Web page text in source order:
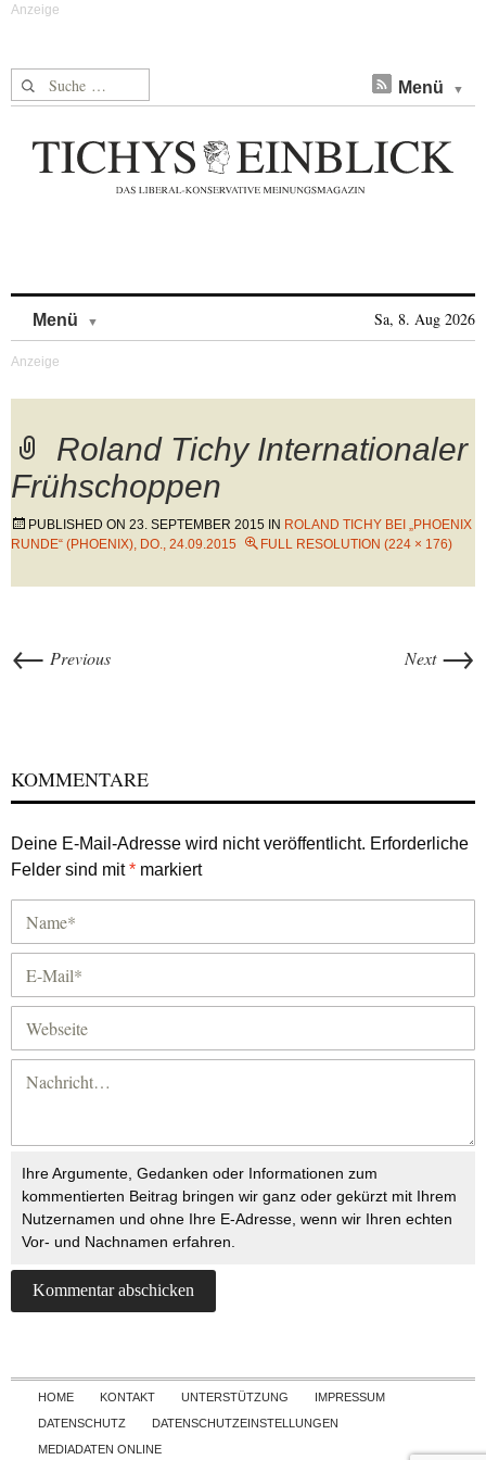
Suche nach: Menü
Menü Sa, 8. Aug 2026
Roland Tichy Internationaler
Frühschoppen
PUBLISHED ON 23. SEPTEMBER 2015 IN ROLAND TICHY BEI „PHOENIX
RUNDE“ (PHOENIX), DO., 24.09.2015
FULL RESOLUTION (224 × 176)
← Previous Next →
KOMMENTARE
Deine E-Mail-Adresse wird nicht veröffentlicht. Erforderliche
Felder sind mit* markiert
Ihre Argumente, Gedanken oder Informationen zum
kommentierten Beitrag bringen wir ganz oder gekürzt mit Ihrem
Nutzernamen und ohne Ihre E-Adresse, wenn wir Ihren echten
Vor- und Nachnamen erfahren.
Skip to content
HOME KONTAKT UNTERSTÜTZUNG
IMPRESSUM
DATENSCHUTZ
DATENSCHUTZEINSTELLUNGEN
MEDIADATEN ONLINE